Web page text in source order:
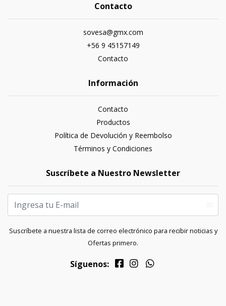
Contacto
sovesa@gmx.com
+56 9 45157149
Contacto
Información
Contacto
Productos
Política de Devolución y Reembolso
Términos y Condiciones
Suscríbete a Nuestro Newsletter
Suscríbete a nuestra lista de correo electrónico para recibir noticias y
Ofertas primero.
Síguenos: